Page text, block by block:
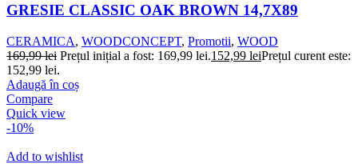
GRESIE CLASSIC OAK BROWN 14,7X89
CERAMICA, WOODCONCEPT, Promotii, WOOD
169,99lei Prețul inițial a fost: 169,99 lei.152,99 leiPrețul curent este:
152,99 lei.
Adaugă în coș
Compare
Quick view
-10%
Add to wishlist